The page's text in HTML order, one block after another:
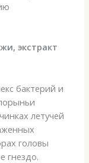
экстракт
бактерий и
летучей
головы
гнездо.